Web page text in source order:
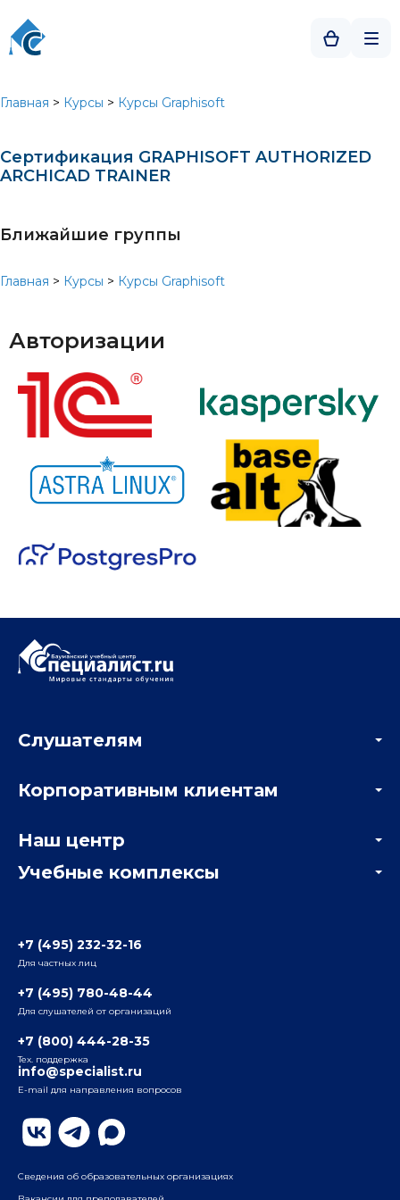
Главная > Курсы > Курсы Graphisoft
Сертификация GRAPHISOFT AUTHORIZED
ARCHICAD TRAINER
Ближайшие группы
Главная > Курсы > Курсы Graphisoft
Авторизации
Учебные комплексы
Радио
ул. Радио, д.24, корпус 1, 2-й подъезд, 2-й этаж
ул. Воронцовская, д. 35Б, корп.2, 5-й этаж
Бауманский
ул. Бауманская, д. 6, стр. 2, бизнес-центр «Виктория
Плаза», 4-й этаж
Слушателям
Мастер-классы и вебинары
Корпоративным клиентам
Отзывы компаний
Наш центр
Информация о центре
+7 (495) 232-32-16
Для частных лиц
+7 (495) 780-48-44
Для слушателей от организаций
+7 (800) 444-28-35
Тех. поддержка
info@specialist.ru
E-mail для направления вопросов
Сведения об образовательных организациях